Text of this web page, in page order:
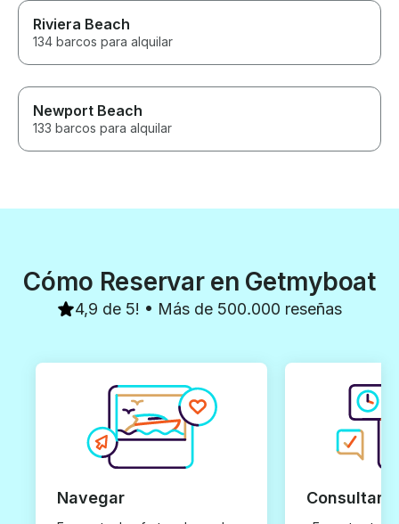
Riviera Beach
134 barcos para alquilar
Newport Beach
133 barcos para alquilar
Cómo Reservar en Getmyboat
4,9 de 5! • Más de 500.000 reseñas
Navegar Consultar